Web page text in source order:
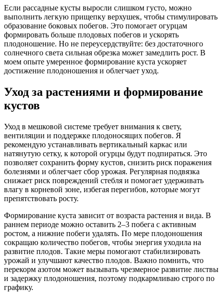
Если рассадные кусты выросли слишком густо, можно
выполнить легкую прищепку верхушек, чтобы стимулировать
образование боковых побегов. Это помогает огурцам
формировать больше плодовых побегов и ускорять
плодоношение. Но не переусердствуйте: без достаточного
солнечного света сильная обрезка может замедлить рост. В
моем опыте умеренное формирование куста ускоряет
достижение плодоношения и облегчает уход.
Уход за растениями и формирование
кустов
Уход в мешковой системе требует внимания к свету,
вентиляции и поддержке плодоносящих побегов. Я
рекомендую устанавливать вертикальный каркас или
натянутую сетку, к которой огурцы будут подпираться. Это
позволяет сохранить форму кустов, снизить риск поражения
болезнями и облегчает сбор урожая. Регулярная подвязка
снижает риск повреждений стебля и помогает удерживать
влагу в корневой зоне, избегая перегибов, которые могут
препятствовать росту.
Формирование куста зависит от возраста растения и вида. В
раннем периоде можно оставить 2–3 побега с активным
ростом, а нижние побеги удалять. По мере плодоношения
сокращаю количество побегов, чтобы энергия уходила на
развитие плодов. Такие меры помогают стабилизировать
урожай и улучшают качество плодов. Важно помнить, что
перекорм азотом может вызывать чрезмерное развитие листвы
и задержку плодоношения, поэтому подкармливаю строго по
графику.